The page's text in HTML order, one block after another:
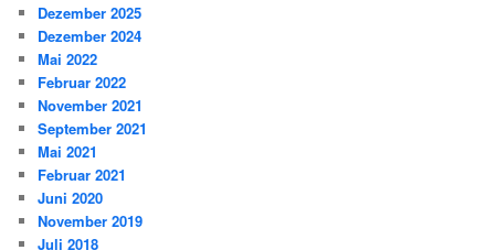
Dezember 2025
Dezember 2024
Mai 2022
Februar 2022
November 2021
September 2021
Mai 2021
Februar 2021
Juni 2020
November 2019
Juli 2018